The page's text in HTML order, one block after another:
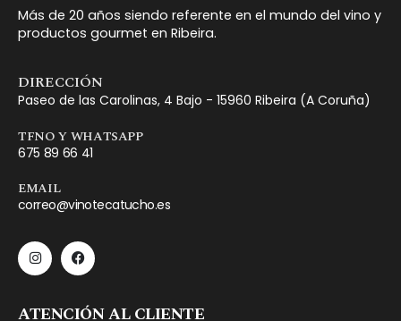
Más de 20 años siendo referente en el mundo del vino y
productos gourmet en Ribeira.
DIRECCIÓN
Paseo de las Carolinas, 4 Bajo - 15960 Ribeira (A Coruña)
TFNO Y WHATSAPP
675 89 66 41
EMAIL
correo@vinotecatucho.es
ATENCIÓN AL CLIENTE